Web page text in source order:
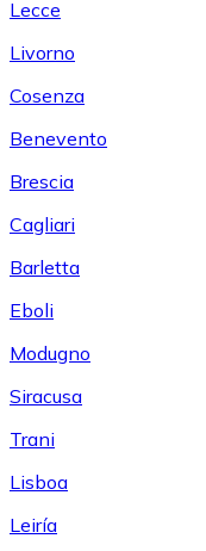
Lecce
Livorno
Cosenza
Benevento
Brescia
Cagliari
Barletta
Eboli
Modugno
Siracusa
Trani
Lisboa
Leiría